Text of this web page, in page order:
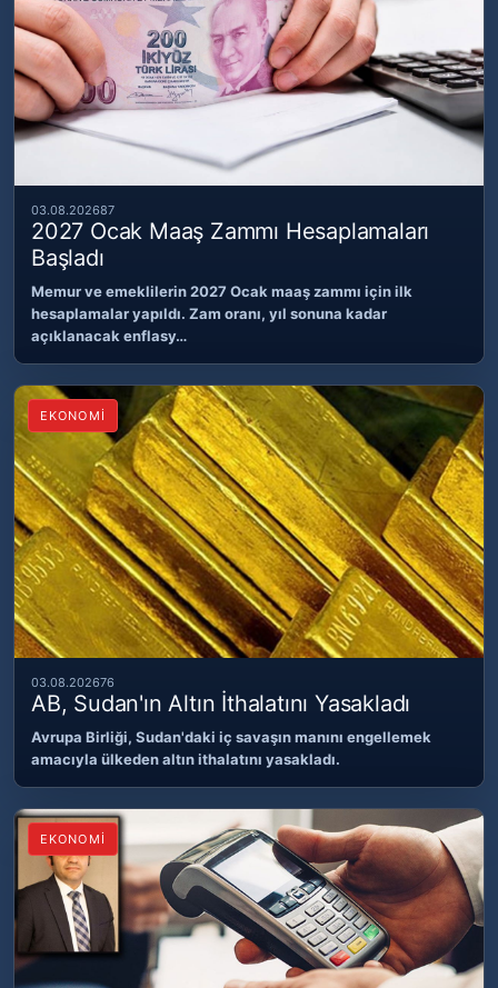
03.08.202687
2027 Ocak Maaş Zammı Hesaplamaları
Başladı
Memur ve emeklilerin 2027 Ocak maaş zammı için ilk
hesaplamalar yapıldı. Zam oranı, yıl sonuna kadar
açıklanacak enflasy…
EKONOMİ
03.08.202676
AB, Sudan'ın Altın İthalatını Yasakladı
Avrupa Birliği, Sudan'daki iç savaşın manını engellemek
amacıyla ülkeden altın ithalatını yasakladı.
EKONOMİ